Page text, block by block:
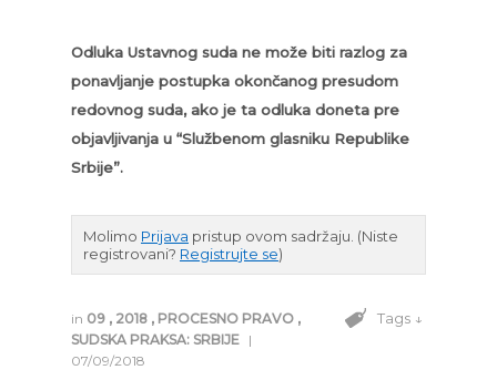
Odluka Ustavnog suda ne može biti razlog za
ponavljanje postupka okončanog presudom
redovnog suda, ako je ta odluka doneta pre
objavljivanja u “Službenom glasniku Republike
Srbije”.
Molimo Prijava pristup ovom sadržaju. (Niste
registrovani? Registrujte se)
in 09 , 2018 , PROCESNO PRAVO ,
SUDSKA PRAKSA: SRBIJE |
07/09/2018
Tags ↓